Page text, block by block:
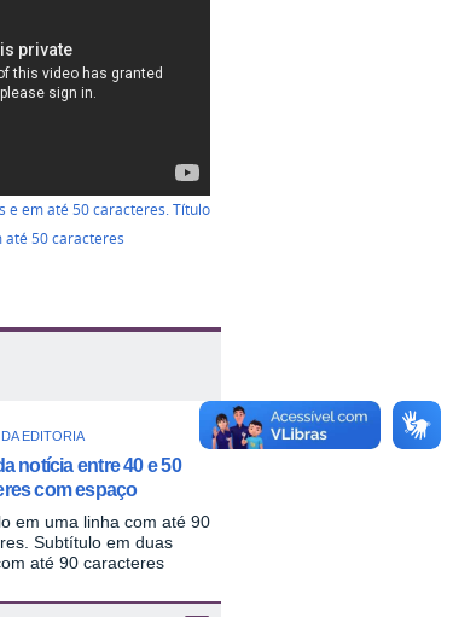
e em até 50 caracteres. Título
até 50 caracteres
EDITORIA
notícia entre 40 e 50
com espaço
em uma linha com até 90
Subtítulo em duas
até 90 caracteres